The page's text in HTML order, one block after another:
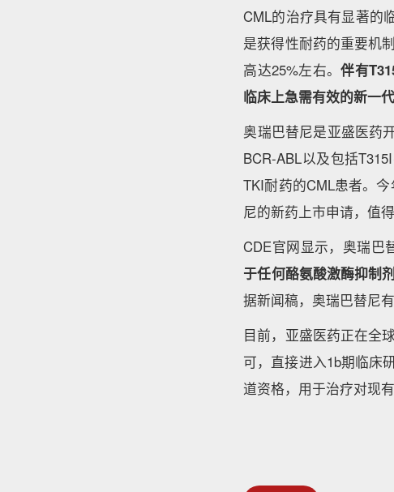
CML的治疗具有显著的
是获得性耐药的重要机
高达25%左右。伴有
临床上急需有效的新一
奥瑞巴替尼是亚盛医药
BCR-ABL以及包括
TKI耐药的CML患者。
尼的新药上市申请，值
CDE官网显示，奥瑞巴
于任何酪氨酸激酶抑制
据新闻稿，奥瑞巴替尼
目前，亚盛医药正在全
可，直接进入1b期临床
道资格，用于治疗对现